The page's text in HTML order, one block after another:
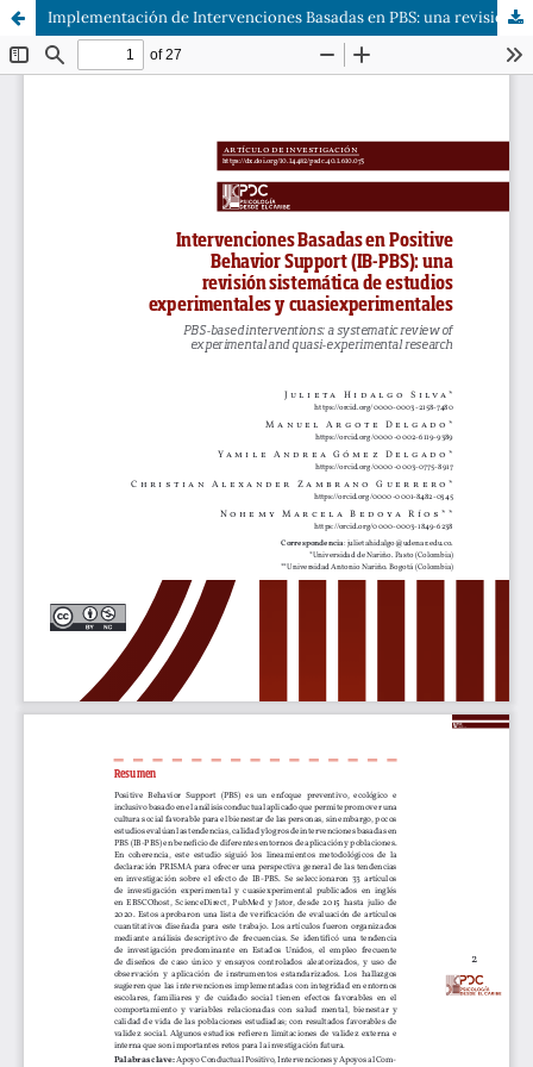
Implementación de Intervenciones Basadas en PBS: una revisión sistemática de la literatura de investigación experimental y cuasiexperimental